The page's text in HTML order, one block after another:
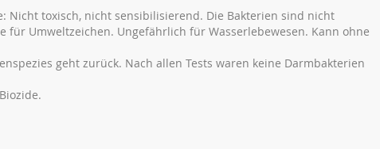
Nicht toxisch, nicht sensibilisierend. Die Bakterien sind nicht
Umweltzeichen. Ungefährlich für Wasserlebewesen. Kann ohne
geht zurück. Nach allen Tests waren keine Darmbakterien